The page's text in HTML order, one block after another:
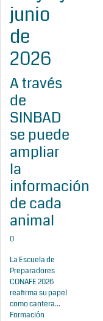
junio
de
2026
A través
de
SINBAD
se puede
ampliar
la
información
de cada
animal
0
La Escuela de
Preparadores
CONAFE 2026
reafirma su papel
como cantera...
Formación